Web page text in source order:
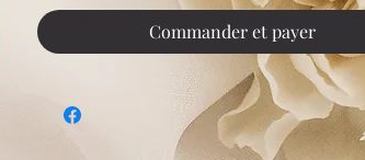
Commander et payer